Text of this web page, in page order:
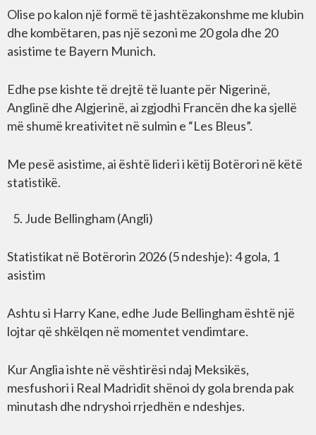
Olise po kalon një formë të jashtëzakonshme me klubin
dhe kombëtaren, pas një sezoni me 20 gola dhe 20
asistime te Bayern Munich.
Edhe pse kishte të drejtë të luante për Nigerinë,
Anglinë dhe Algjerinë, ai zgjodhi Francën dhe ka sjellë
më shumë kreativitet në sulmin e “Les Bleus”.
Me pesë asistime, ai është lideri i këtij Botërori në këtë
statistikë.
Jude Bellingham (Angli)
Statistikat në Botërorin 2026 (5 ndeshje): 4 gola, 1
asistim
Ashtu si Harry Kane, edhe Jude Bellingham është një
lojtar që shkëlqen në momentet vendimtare.
Kur Anglia ishte në vështirësi ndaj Meksikës,
mesfushori i Real Madridit shënoi dy gola brenda pak
minutash dhe ndryshoi rrjedhën e ndeshjes.